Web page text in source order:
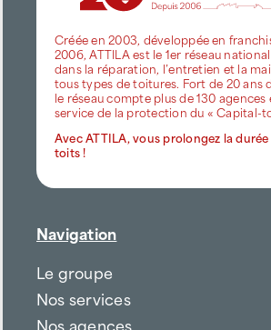
Créée en 2003, développée en
2006, ATTILA est le 1er réseau
dans la réparation, l’entretien et la
tous types de toitures. Fort de 20 ans
le réseau compte plus de 130 agences
service de la protection du « Capital-
Avec ATTILA, vous prolongez la
toits !
Navigation
Le groupe
Nos services
Nos agences